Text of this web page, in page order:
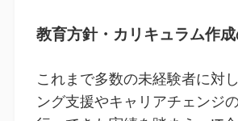
教育方針・カリキュラム作
これまで多数の未経験者に対
ング支援やキャリアチェンジ